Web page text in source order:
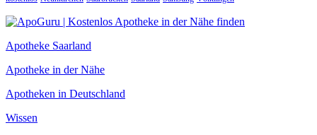
Apotheke Saarland
Apotheke in der Nähe
Apotheken in Deutschland
Wissen